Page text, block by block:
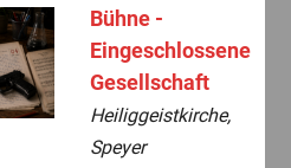
Bühne -
Eingeschlossene
Gesellschaft
Heiliggeistkirche,
Speyer